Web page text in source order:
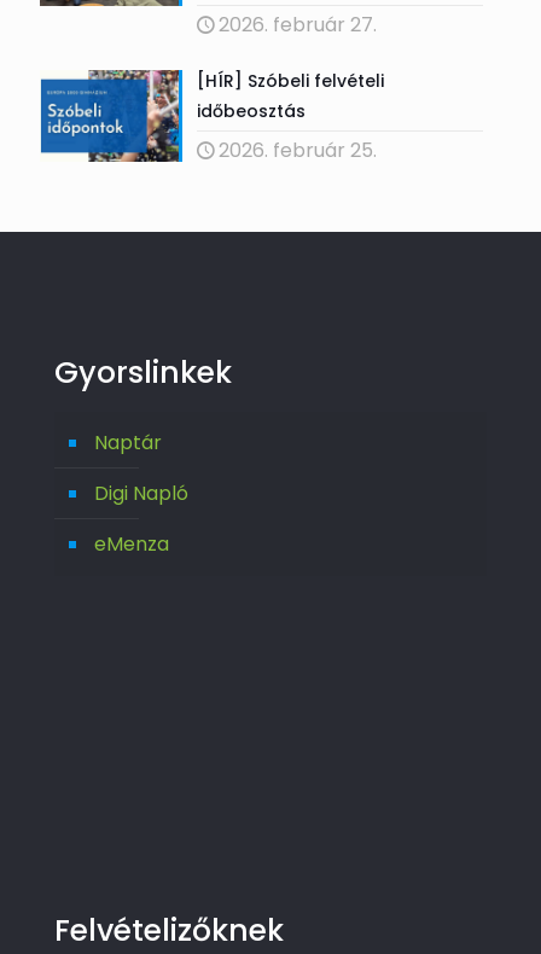
2026. február 27.
[HÍR] Szóbeli felvételi
időbeosztás
2026. február 25.
Gyorslinkek
Naptár
Digi Napló
eMenza
Felvételizőknek